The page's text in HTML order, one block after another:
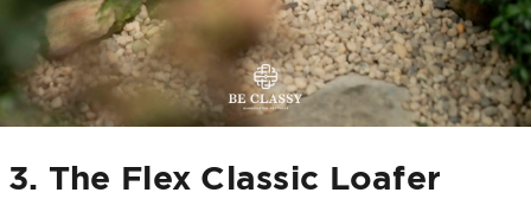
3. The Flex Classic Loafer